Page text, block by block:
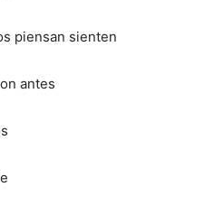
piensan sienten
antes